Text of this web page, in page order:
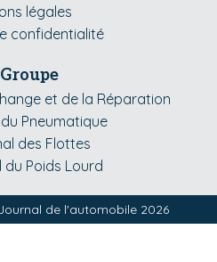
légales
confidentialité
et de la Réparation
Pneumatique
des Flottes
du Poids Lourd
de l'automobile 2026